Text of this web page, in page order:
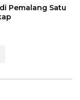
Pemalang Satu